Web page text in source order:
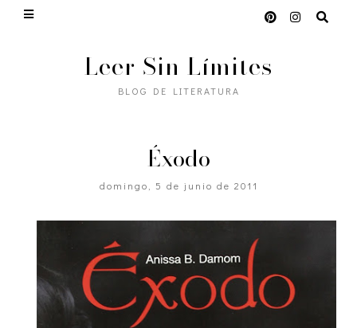
Leer Sin Límites
BLOG DE LITERATURA
Éxodo
domingo, 5 de junio de 2011